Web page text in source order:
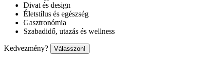
Divat és design
Életstílus és egészség
Gasztronómia
Szabadidő, utazás és wellness
Kedvezmény? Válasszon!